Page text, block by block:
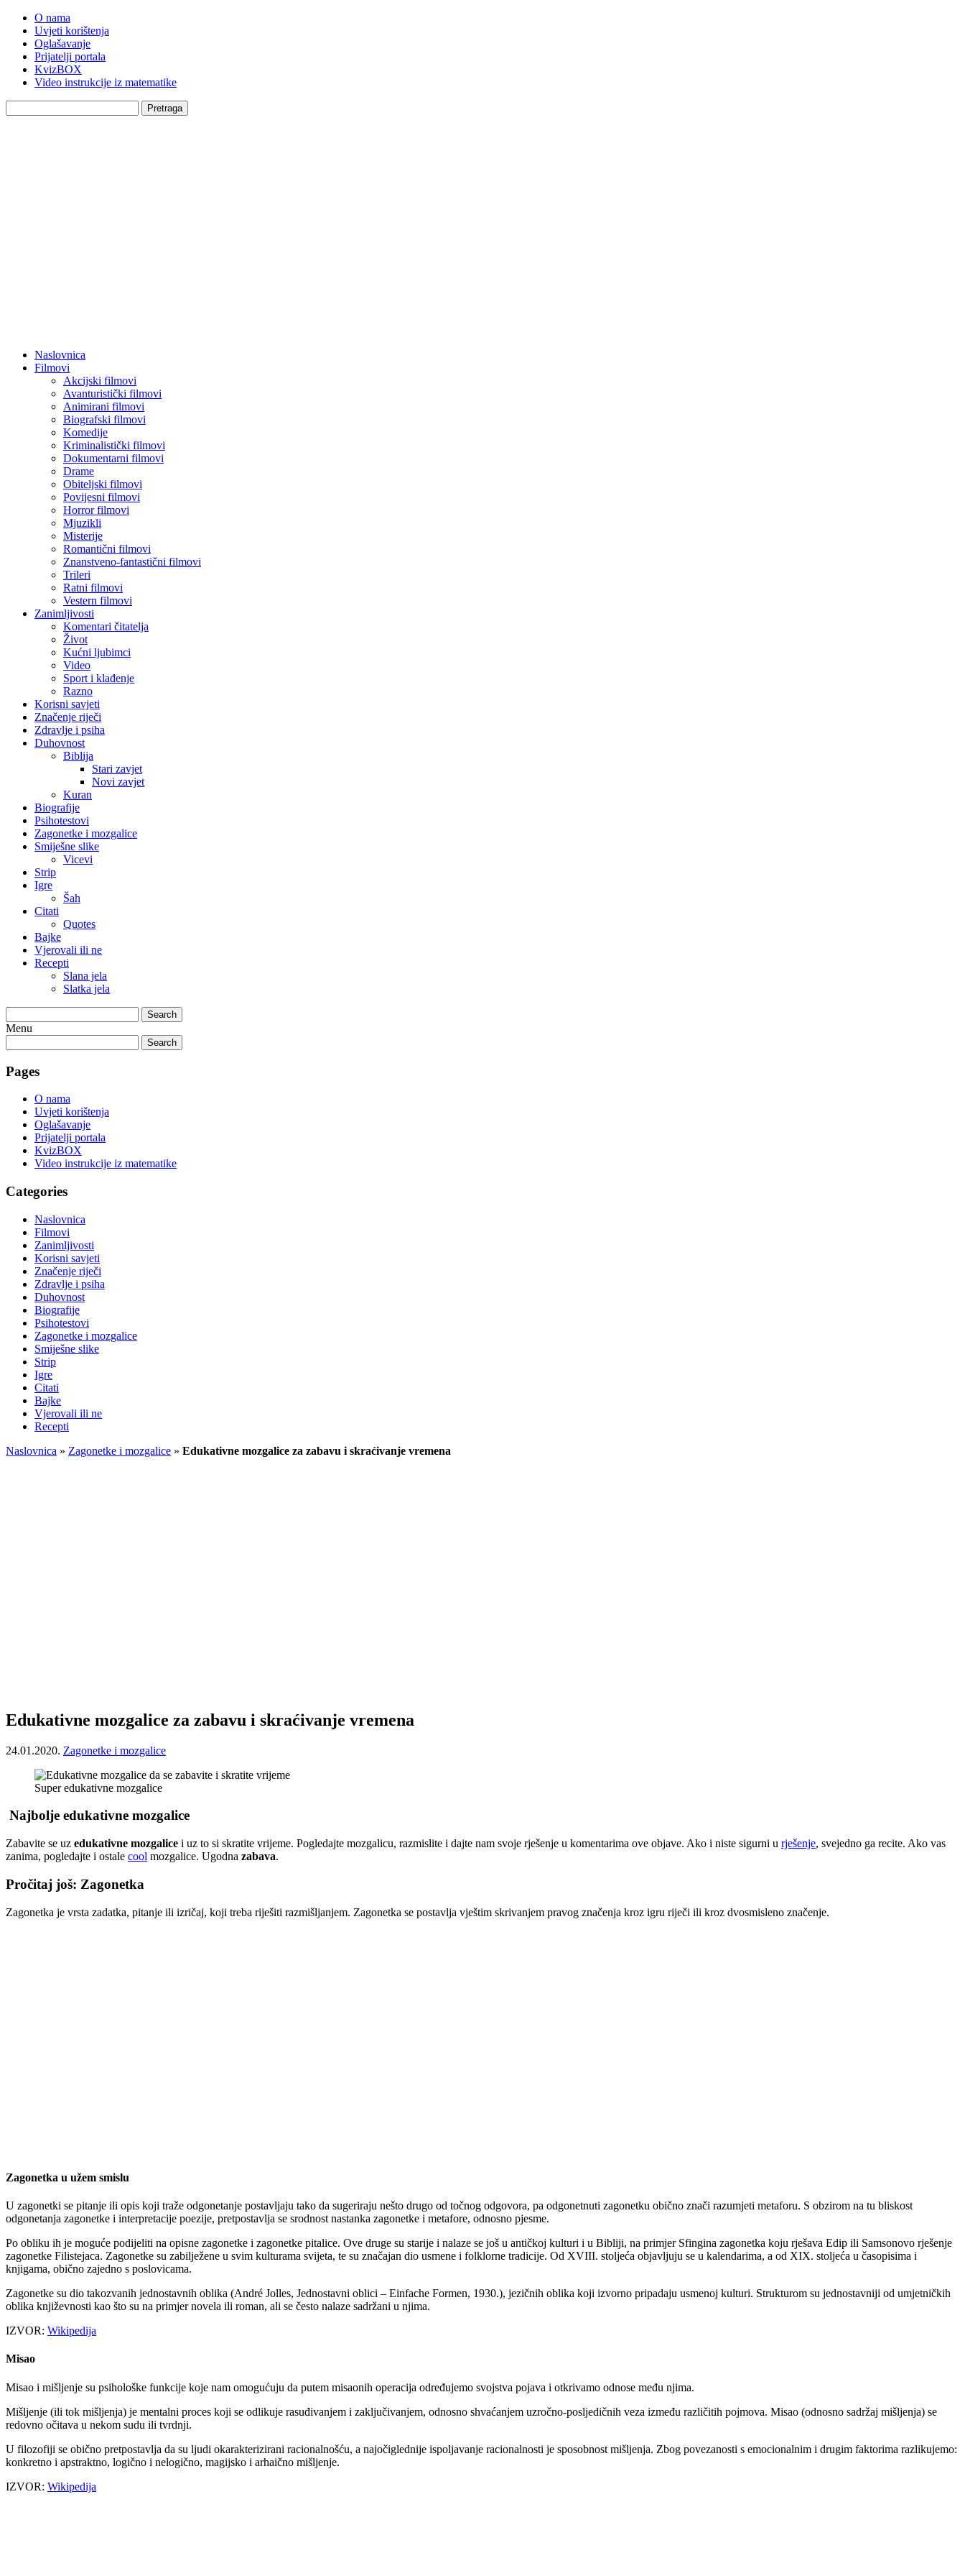
O nama
Uvjeti korištenja
Oglašavanje
Prijatelji portala
KvizBOX
Video instrukcije iz matematike
Pretraga
Naslovnica
Filmovi
Akcijski filmovi
Avanturistički filmovi
Animirani filmovi
Biografski filmovi
Komedije
Kriminalistički filmovi
Dokumentarni filmovi
Drame
Obiteljski filmovi
Povijesni filmovi
Horror filmovi
Mjuzikli
Misterije
Romantični filmovi
Znanstveno-fantastični filmovi
Trileri
Ratni filmovi
Vestern filmovi
Zanimljivosti
Komentari čitatelja
Život
Kućni ljubimci
Video
Sport i klađenje
Razno
Korisni savjeti
Značenje riječi
Zdravlje i psiha
Duhovnost
Biblija
Stari zavjet
Novi zavjet
Kuran
Biografije
Psihotestovi
Zagonetke i mozgalice
Smiješne slike
Vicevi
Strip
Igre
Šah
Citati
Quotes
Bajke
Vjerovali ili ne
Recepti
Slana jela
Slatka jela
Search
Menu
Search
Pages
O nama
Uvjeti korištenja
Oglašavanje
Prijatelji portala
KvizBOX
Video instrukcije iz matematike
Categories
Naslovnica
Filmovi
Zanimljivosti
Korisni savjeti
Značenje riječi
Zdravlje i psiha
Duhovnost
Biografije
Psihotestovi
Zagonetke i mozgalice
Smiješne slike
Strip
Igre
Citati
Bajke
Vjerovali ili ne
Recepti
Naslovnica » Zagonetke i mozgalice » Edukativne mozgalice za zabavu i skraćivanje vremena
Edukativne mozgalice za zabavu i skraćivanje vremena
24.01.2020. Zagonetke i mozgalice
Super edukativne mozgalice
Najbolje edukativne mozgalice
Zabavite se uz edukativne mozgalice i uz to si skratite vrijeme. Pogledajte mozgalicu, razmislite i dajte nam svoje rješenje u komentarima ove objave. Ako i niste sigurni u rješenje, svejedno ga recite. Ako vas
zanima, pogledajte i ostale cool mozgalice. Ugodna zabava.
Pročitaj još: Zagonetka
Zagonetka je vrsta zadatka, pitanje ili izričaj, koji treba riješiti razmišljanjem. Zagonetka se postavlja vještim skrivanjem pravog značenja kroz igru riječi ili kroz dvosmisleno značenje.
Zagonetka u užem smislu
U zagonetki se pitanje ili opis koji traže odgonetanje postavljaju tako da sugeriraju nešto drugo od točnog odgovora, pa odgonetnuti zagonetku obično znači razumjeti metaforu. S obzirom na tu bliskost
odgonetanja zagonetke i interpretacije poezije, pretpostavlja se srodnost nastanka zagonetke i metafore, odnosno pjesme.
Po obliku ih je moguće podijeliti na opisne zagonetke i zagonetke pitalice. Ove druge su starije i nalaze se još u antičkoj kulturi i u Bibliji, na primjer Sfingina zagonetka koju rješava Edip ili Samsonovo rješenje
zagonetke Filistejaca. Zagonetke su zabilježene u svim kulturama svijeta, te su značajan dio usmene i folklorne tradicije. Od XVIII. stoljeća objavljuju se u kalendarima, a od XIX. stoljeća u časopisima i
knjigama, obično zajedno s poslovicama.
Zagonetke su dio takozvanih jednostavnih oblika (André Jolles, Jednostavni oblici – Einfache Formen, 1930.), jezičnih oblika koji izvorno pripadaju usmenoj kulturi. Strukturom su jednostavniji od umjetničkih
oblika književnosti kao što su na primjer novela ili roman, ali se često nalaze sadržani u njima.
IZVOR: Wikipedija
Misao
Misao i mišljenje su psihološke funkcije koje nam omogućuju da putem misaonih operacija određujemo svojstva pojava i otkrivamo odnose među njima.
Mišljenje (ili tok mišljenja) je mentalni proces koji se odlikuje rasuđivanjem i zaključivanjem, odnosno shvaćanjem uzročno-posljedičnih veza između različitih pojmova. Misao (odnosno sadržaj mišljenja) se
redovno očitava u nekom sudu ili tvrdnji.
U filozofiji se obično pretpostavlja da su ljudi okarakterizirani racionalnošću, a najočiglednije ispoljavanje racionalnosti je sposobnost mišljenja. Zbog povezanosti s emocionalnim i drugim faktorima razlikujemo:
konkretno i apstraktno, logično i nelogično, magijsko i arhaično mišljenje.
IZVOR: Wikipedija